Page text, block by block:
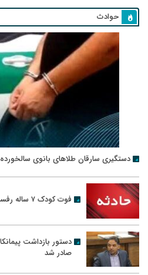
حوادث
دستگیری سارقان طلاهای بانوی
فوت کودک ۷ ساله رفسنجانی در سانحه رانندگی
دستور بازداشت
صادر شد